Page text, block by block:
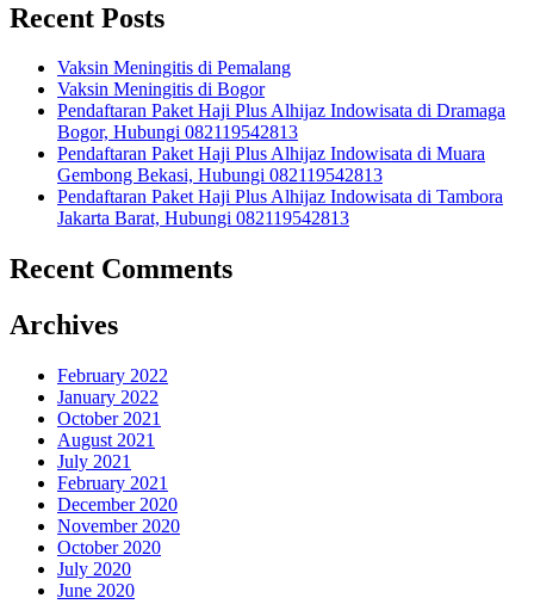
Recent Posts
Vaksin Meningitis di Pemalang
Vaksin Meningitis di Bogor
Pendaftaran Paket Haji Plus Alhijaz Indowisata di Dramaga
Bogor, Hubungi 082119542813
Pendaftaran Paket Haji Plus Alhijaz Indowisata di Muara
Gembong Bekasi, Hubungi 082119542813
Pendaftaran Paket Haji Plus Alhijaz Indowisata di Tambora
Jakarta Barat, Hubungi 082119542813
Recent Comments
Archives
February 2022
January 2022
October 2021
August 2021
July 2021
February 2021
December 2020
November 2020
October 2020
July 2020
June 2020